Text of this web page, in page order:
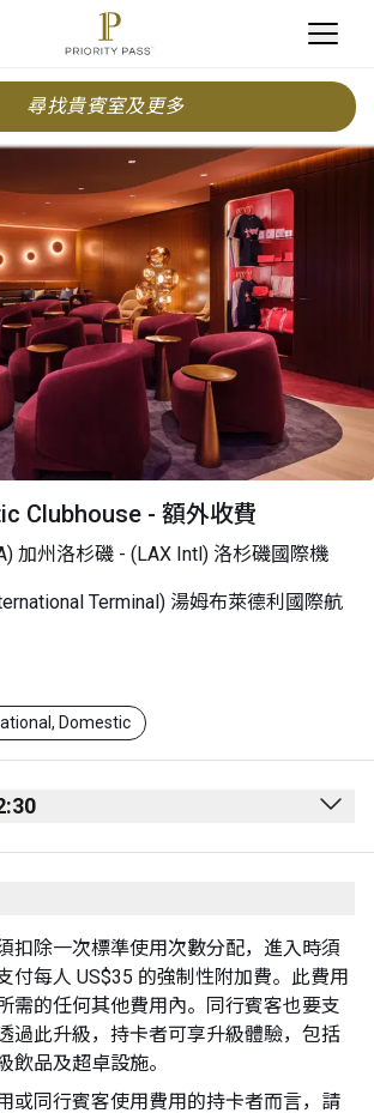
尋找貴賓室及更多
Clubhouse - 額外收費
加州洛杉磯 - (LAX Intl) 洛杉磯國際機
Terminal) 湯姆布萊德利國際航
Domestic
08:00 - 22:30
08:00 - 22:30
08:00 - 22:30
08:00 - 22:30
扣除一次標準使用次數分配，進入時須
付每人 US$35 的強制性附加費。此費用
需的任何其他費用內。同行賓客也要支
過此升級，持卡者可享升級體驗，包括
飲品及超卓設施。
或同行賓客使用費用的持卡者而言，請